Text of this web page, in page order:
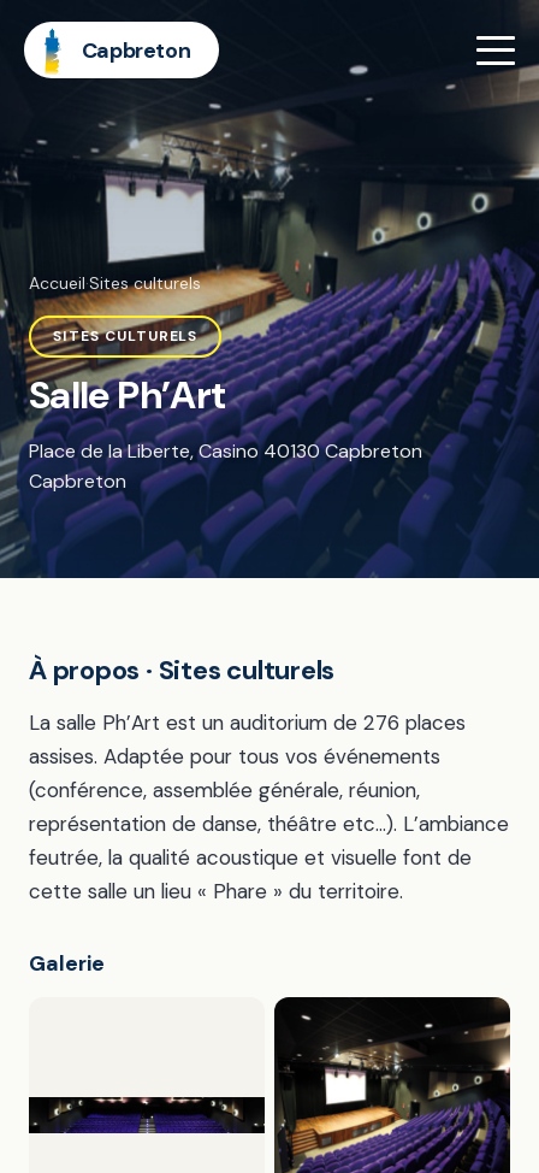
Capbreton
Accueil·Sites culturels
SITES CULTURELS
Salle Ph’Art
Place de la Liberte, Casino 40130 Capbreton
Capbreton
À propos · Sites culturels
La salle Ph’Art est un auditorium de 276 places
assises. Adaptée pour tous vos événements
(conférence, assemblée générale, réunion,
représentation de danse, théâtre etc…). L’ambiance
feutrée, la qualité acoustique et visuelle font de
cette salle un lieu « Phare » du territoire.
Galerie